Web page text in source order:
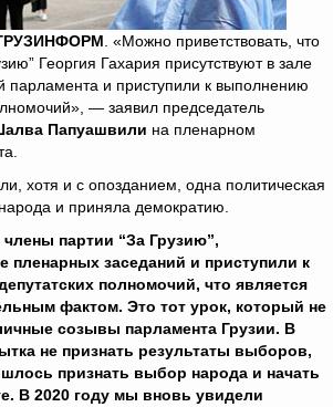
. «Можно приветствовать, что
Георгия Гахария присутствуют в зале
парламента и приступили к выполнению
— заявил председатель
Папуашвили на пленарном
хотя и с опозданием, одна политическая
и приняла демократию.
партии “За Грузию”,
пленарных заседаний и приступили к
полномочий, что является
фактом. Это тот урок, который не
созывы парламента Грузии. В
не признать результаты выборов,
признать выбор народа и начать
В 2020 году мы вновь увидели